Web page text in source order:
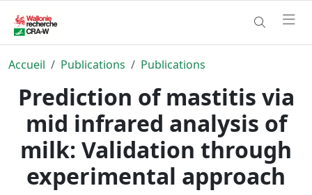
Accueil Publications Publications
Prediction of mastitis via
mid infrared analysis of
milk: Validation through
experimental approach